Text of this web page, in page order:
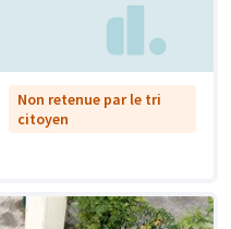
Non retenue par le tri
citoyen